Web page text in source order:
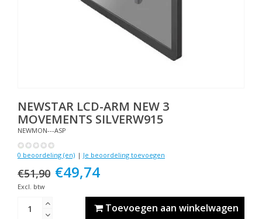
NEWSTAR LCD-ARM NEW 3
MOVEMENTS SILVERW915
NEWMON---ASP
0 beoordeling (en) | Je beoordeling toevoegen
€51,90 €49,74
Excl. btw
Toevoegen aan winkelwagen